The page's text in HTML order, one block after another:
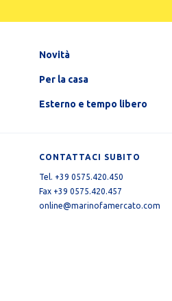
Novità
Per la casa
Esterno e tempo libero
CONTATTACI SUBITO
Tel. +39 0575.420.450
Fax +39 0575.420.457
online@marinofamercato.com